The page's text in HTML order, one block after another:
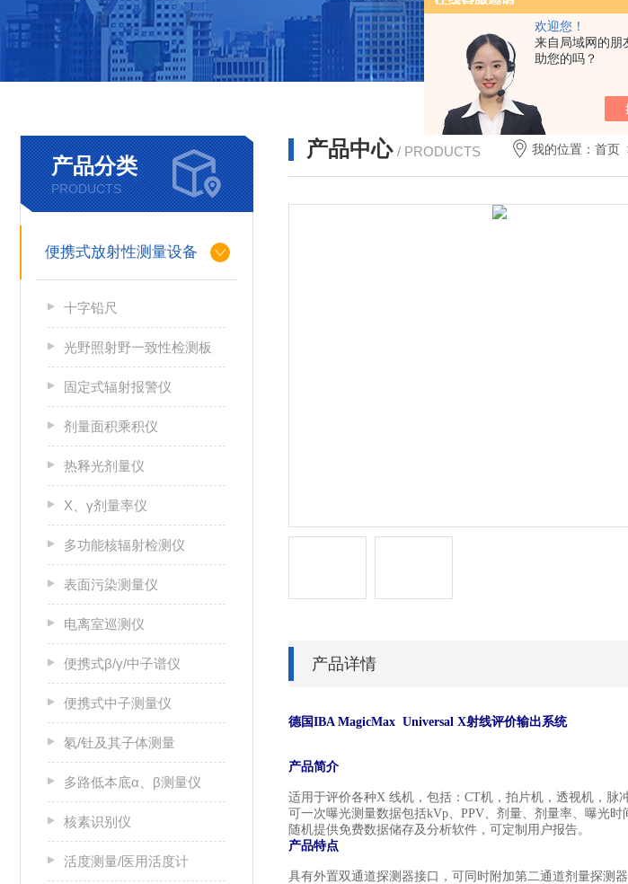
欢迎您！
来自局域网的朋
助您的吗？
产品分类
PRODUCTS
便携式放射性测量设备
十字铅尺
光野照射野一致性检测板
固定式辐射报警仪
剂量面积乘积仪
热释光剂量仪
X、γ剂量率仪
多功能核辐射检测仪
表面污染测量仪
电离室巡测仪
便携式β/γ/中子谱仪
便携式中子测量仪
氡/钍及其子体测量
多路低本底α、β测量仪
核素识别仪
活度测量/医用活度计
产品中心 / PRODUCTS 我的位置：首页
产品详情
德国IBA MagicMax Universal X射线评价输出系统
产品简介
适用于评价各种X 线机，包括： CT机，拍片机，透视机，脉
可一次曝光测量数据包括kVp、 PPV、剂量、剂量率、曝光时
随机提供免费数据储存及分析软件，可定制用户报告。
产品特点
具有外置双通道探测器接口，可同时附加第二通道剂量探测器